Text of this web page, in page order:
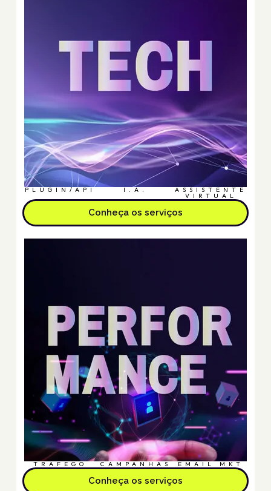
PLUGIN/API I.A. ASSISTENTE
VIRTUAL
Conheça os serviços
TRÁFEGO CAMPANHAS EMAIL MKT
Conheça os serviços